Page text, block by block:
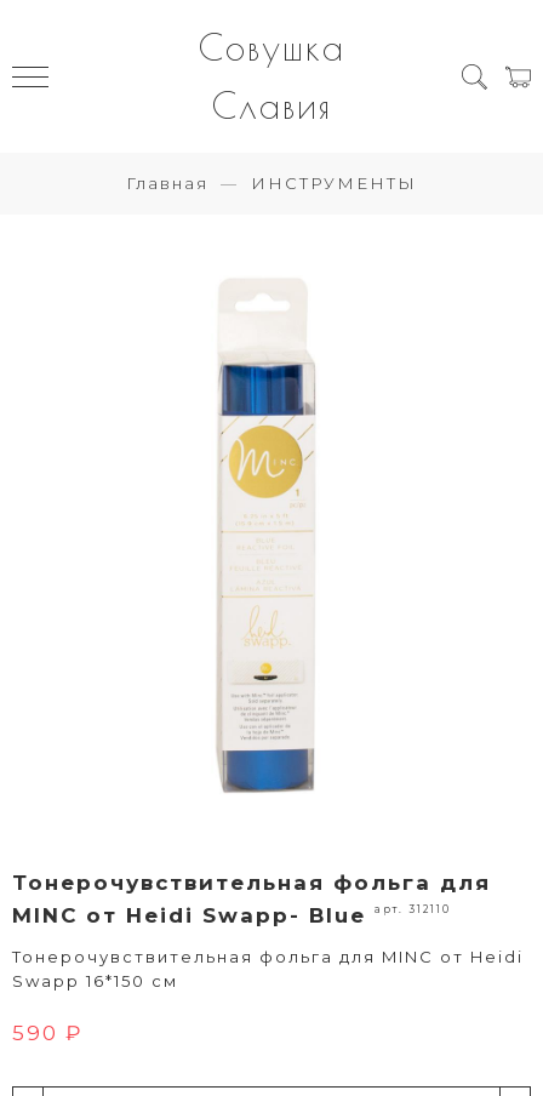
Совушка
Славия
Главная ИНСТРУМЕНТЫ
Тонерочувствительная фольга для
MINC от Heidi Swapp- Blue
арт. 312110
Тонерочувствительная фольга для MINC от Heidi
Swapp 16*150 см
590 ₽